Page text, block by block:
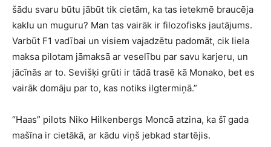
šādu svaru būtu jābūt tik cietām, ka tas ietekmē braucēja
kaklu un muguru? Man tas vairāk ir filozofisks jautājums.
Varbūt F1 vadībai un visiem vajadzētu padomāt, cik liela
maksa pilotam jāmaksā ar veselību par savu karjeru, un
jācīnās ar to. Sevišķi grūti ir tādā trasē kā Monako, bet es
vairāk domāju par to, kas notiks ilgtermiņā.”
“Haas” pilots Niko Hilkenbergs Moncā atzina, ka šī gada
mašīna ir cietākā, ar kādu viņš jebkad startējis.